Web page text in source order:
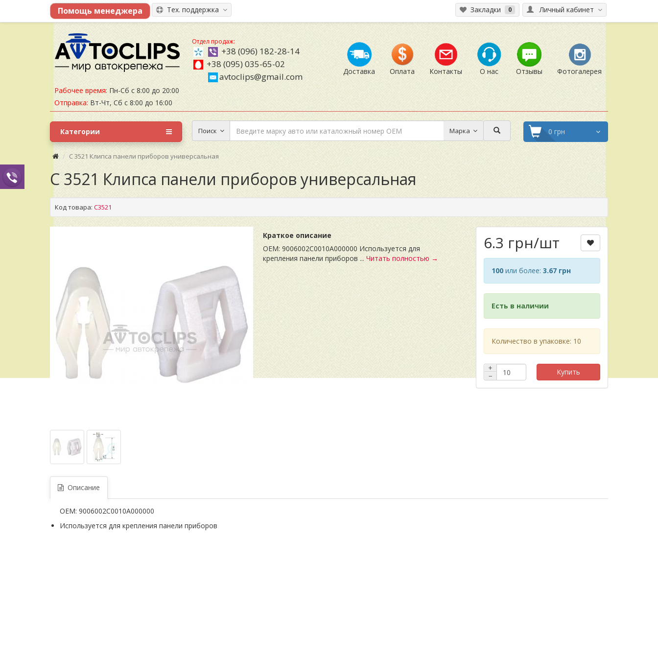
Личный кабинет
Тех. поддержка Закладки 0
Рабочее время: Пн-Сб с 8:00 до 20:00
Отправка: Вт-Чт, Сб с 8:00 до 16:00
Отдел продаж:
+38 (096) 182-28-14
+38 (095) 035-65-02
avtoclips@gmail.com
Доставка Оплата Контакты О нас Отзывы Фотогалерея
Поиск Марка 0 грн
Категории
C 3521 Клипса панели приборов универсальная
C 3521 Клипса панели приборов универсальная
Код товара: C3521
Краткое описание
OEM: 9006002C0010A000000 Используется для
крепления панели приборов ... Читать полностью →
6.3 грн/шт
100 или более: 3.67 грн
Есть в наличии
Количество в упаковке: 10
+
−
Купить
Описание
OEM: 9006002C0010A000000
Используется для крепления панели приборов